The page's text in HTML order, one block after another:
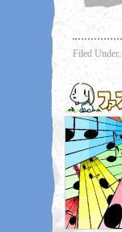
Filed Under: